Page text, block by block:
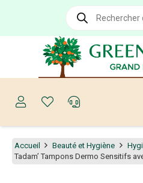
Recherche
produits
Accueil Beauté et Hygiène
Tadam’ Tampons Dermo Sensitifs